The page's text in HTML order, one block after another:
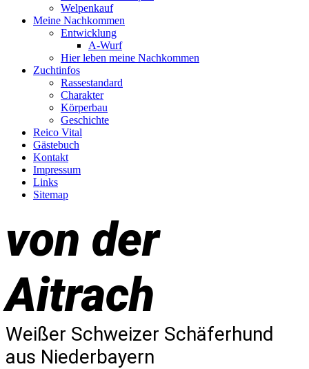
Welpenkauf
Meine Nachkommen
Entwicklung
A-Wurf
Hier leben meine Nachkommen
Zuchtinfos
Rassestandard
Charakter
Körperbau
Geschichte
Reico Vital
Gästebuch
Kontakt
Impressum
Links
Sitemap
von der
Aitrach
Weißer Schweizer Schäferhund
aus Niederbayern